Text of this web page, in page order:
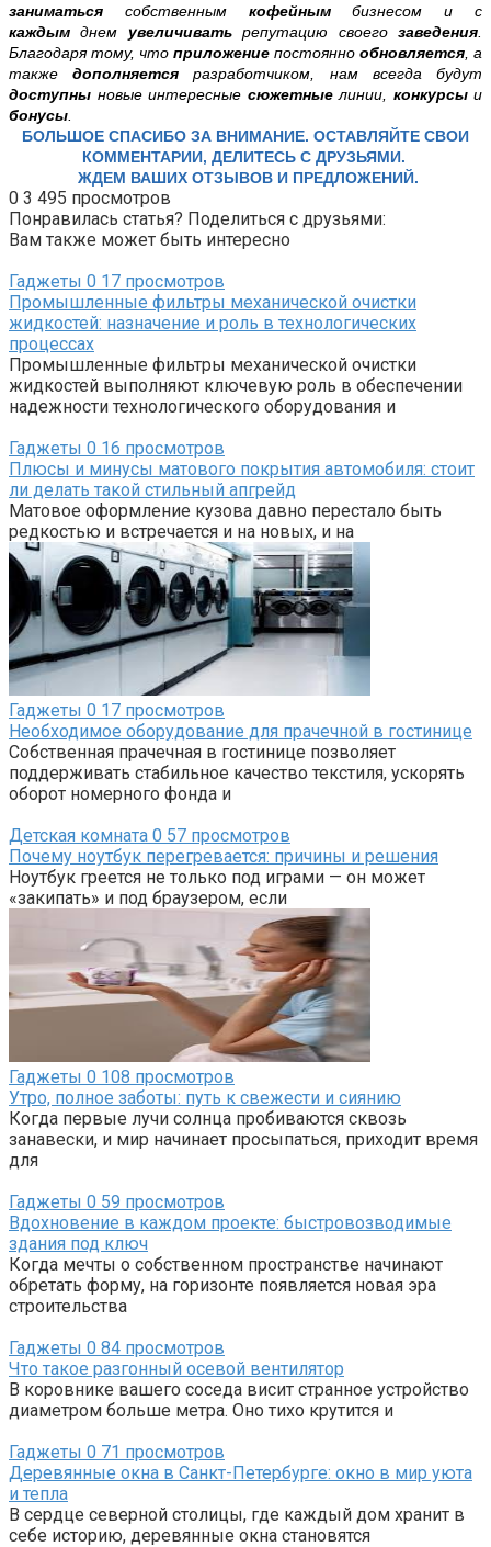
заниматься собственным кофейнымбизнесом и с
каждымднем увеличиватьрепутацию своегозаведения
Благодаря тому, что приложение постоянно обновляется , а
такжедополняетсяразработчиком, нам всегда будут
доступны новые интересные сюжетные линии, конкурсы и
бонусы
БОЛЬШОЕ СПАСИБО ЗА ВНИМАНИЕ. ОСТАВЛЯЙТЕ СВОИ
КОММЕНТАРИИ, ДЕЛИТЕСЬ С ДРУЗЬЯМИ.
ЖДЕМ ВАШИХ ОТЗЫВОВ И ПРЕДЛОЖЕНИЙ.
0 3 495 просмотров
Понравилась статья? Поделиться с друзьями:
Вам также может быть интересно
Гаджеты 0 17 просмотров
Промышленные фильтры механической очистки
жидкостей: назначение и роль в технологических
процессах
Промышленные фильтры механической очистки
жидкостей выполняют ключевую роль в обеспечении
надежности технологического оборудования и
Гаджеты 0 16 просмотров
Плюсы и минусы матового покрытия автомобиля: стоит
ли делать такой стильный апгрейд
Матовое оформление кузова давно перестало быть
редкостью и встречается и на новых, и на
Гаджеты 0 17 просмотров
Необходимое оборудование для прачечной в гостинице
Собственная прачечная в гостинице позволяет
поддерживать стабильное качество текстиля, ускорять
оборот номерного фонда и
Детская комната 0 57 просмотров
Почему ноутбук перегревается: причины и решения
Ноутбук греется не только под играми — он может
«закипать» и под браузером, если
Гаджеты 0 108 просмотров
Утро, полное заботы: путь к свежести и сиянию
Когда первые лучи солнца пробиваются сквозь
занавески, и мир начинает просыпаться, приходит время
для
Гаджеты 0 59 просмотров
Вдохновение в каждом проекте: быстровозводимые
здания под ключ
Когда мечты о собственном пространстве начинают
обретать форму, на горизонте появляется новая эра
строительства
Гаджеты 0 84 просмотров
Что такое разгонный осевой вентилятор
В коровнике вашего соседа висит странное устройство
диаметром больше метра. Оно тихо крутится и
Гаджеты 0 71 просмотров
Деревянные окна в Санкт-Петербурге: окно в мир уюта
и тепла
В сердце северной столицы, где каждый дом хранит в
себе историю, деревянные окна становятся